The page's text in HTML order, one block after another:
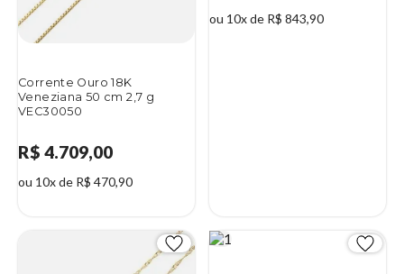
Corrente Ouro 18K
Veneziana 50 cm 2,7 g
VEC30050
R$ 4.709,00
ou 10x de R$ 470,90
ou 10x de R$ 843,90